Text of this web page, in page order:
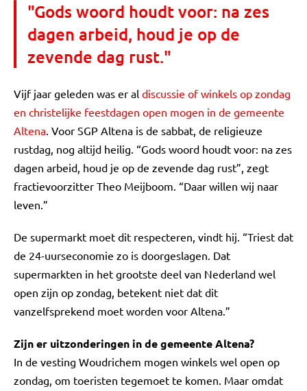
"Gods woord houdt voor: na zes
dagen arbeid, houd je op de
zevende dag rust."
Vijf jaar geleden was er al discussie of winkels op zondag
en christelijke feestdagen open mogen in de gemeente
Altena. Voor SGP Altena is de sabbat, de religieuze
rustdag, nog altijd heilig. “Gods woord houdt voor: na zes
dagen arbeid, houd je op de zevende dag rust”, zegt
fractievoorzitter Theo Meijboom. “Daar willen wij naar
leven.”
De supermarkt moet dit respecteren, vindt hij. “Triest dat
de 24-uurseconomie zo is doorgeslagen. Dat
supermarkten in het grootste deel van Nederland wel
open zijn op zondag, betekent niet dat dit
vanzelfsprekend moet worden voor Altena.”
Zijn er uitzonderingen in de gemeente Altena?
In de vesting Woudrichem mogen winkels wel open op
zondag, om toeristen tegemoet te komen. Maar omdat